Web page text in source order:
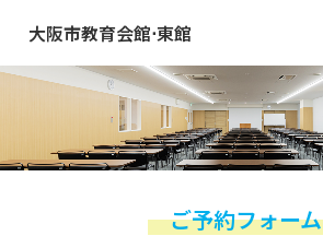
大阪市教育会館⋅東館
ご予約フォーム